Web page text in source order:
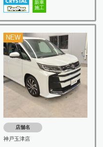
新車
施工
NEW
店舗名
神戸玉津店